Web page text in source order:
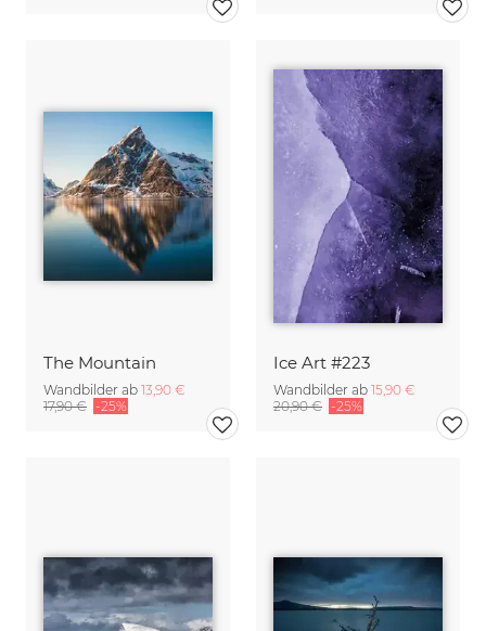
The Mountain
Wandbilder ab 13,90 €
17,90 € -25%
Ice Art #223
Wandbilder ab 15,90 €
20,90 € -25%